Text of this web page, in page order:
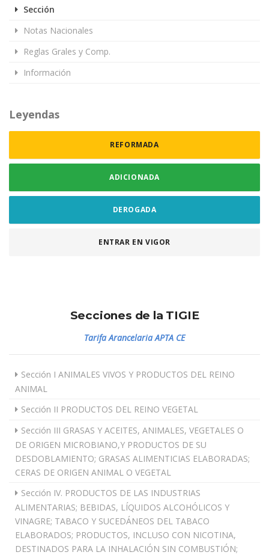
Sección
Notas Nacionales
Reglas Grales y Comp.
Información
Leyendas
REFORMADA
ADICIONADA
DEROGADA
ENTRAR EN VIGOR
Secciones de la TIGIE
Tarifa Arancelaria APTA CE
Sección I ANIMALES VIVOS Y PRODUCTOS DEL REINO
ANIMAL
Sección II PRODUCTOS DEL REINO VEGETAL
Sección III GRASAS Y ACEITES, ANIMALES, VEGETALES O
DE ORIGEN MICROBIANO,Y PRODUCTOS DE SU
DESDOBLAMIENTO; GRASAS ALIMENTICIAS ELABORADAS;
CERAS DE ORIGEN ANIMAL O VEGETAL
Sección IV. PRODUCTOS DE LAS INDUSTRIAS
ALIMENTARIAS; BEBIDAS, LÍQUIDOS ALCOHÓLICOS Y
VINAGRE; TABACO Y SUCEDÁNEOS DEL TABACO
ELABORADOS; PRODUCTOS, INCLUSO CON NICOTINA,
DESTINADOS PARA LA INHALACIÓN SIN COMBUSTIÓN;